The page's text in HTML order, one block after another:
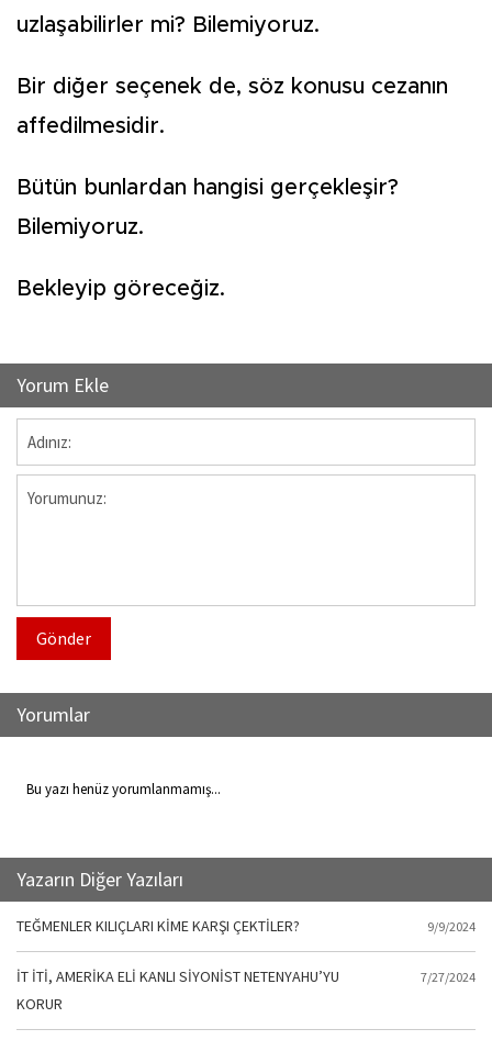
uzlaşabilirler mi? Bilemiyoruz.
Bir diğer seçenek de, söz konusu cezanın
affedilmesidir.
Bütün bunlardan hangisi gerçekleşir?
Bilemiyoruz.
Bekleyip göreceğiz.
Yorum Ekle
Gönder
Yorumlar
Bu yazı henüz yorumlanmamış...
Yazarın Diğer Yazıları
TEĞMENLER KILIÇLARI KİME KARŞI ÇEKTİLER? 9/9/2024
İT İTİ, AMERİKA ELİ KANLI SİYONİST NETENYAHU’YU
KORUR
7/27/2024